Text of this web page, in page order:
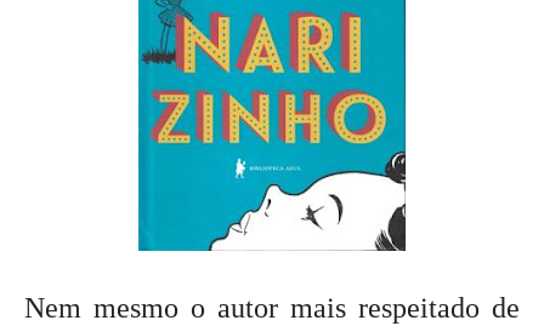
Nem mesmo o autor mais respeitado de